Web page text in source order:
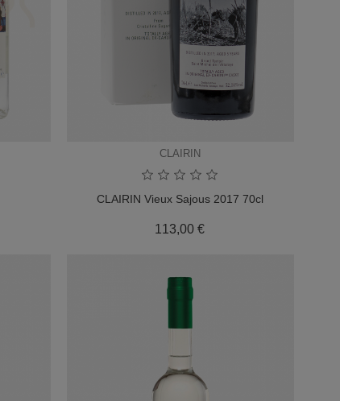
CLAIRIN
CLAIRIN Vieux Sajous 2017 70cl
113,00 €Prix